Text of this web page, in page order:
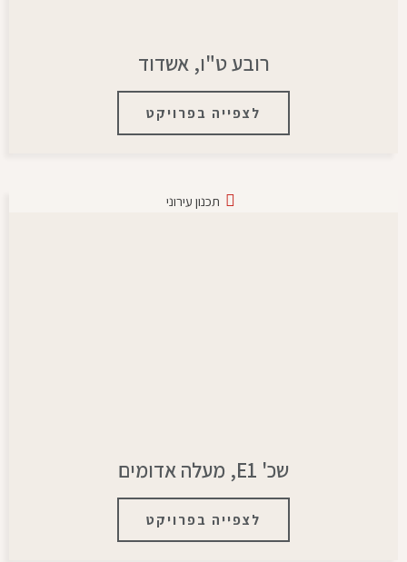
רובע ט"ו, אשדוד
לצפייה בפרויקט
תכנון עירוני
שכ' E1, מעלה אדומים
לצפייה בפרויקט